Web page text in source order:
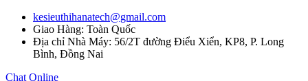
kesieuthihanatech@gmail.com
Giao Hàng: Toàn Quốc
Địa chỉ Nhà Máy: 56/2T đường Điểu Xiển, KP8, P. Long
Bình, Đồng Nai
Chat Online